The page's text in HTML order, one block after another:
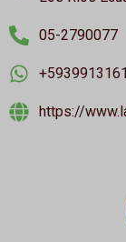
05-2790077
https://